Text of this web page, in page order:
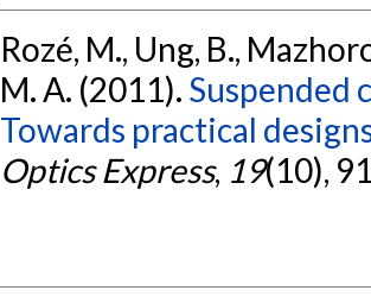
Rozé, M., Ung, B.,
M. A. (2011). Suspended
Towards practical
Optics Express, 19(10),